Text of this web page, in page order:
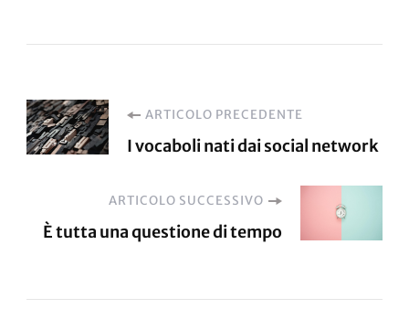
Navigazione
ARTICOLO PRECEDENTE
I vocaboli nati dai social network
ARTICOLO SUCCESSIVO
È tutta una questione di tempo